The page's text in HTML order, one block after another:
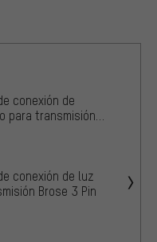
conexión de
para transmisión
conexión de luz
Brose 3 Pin